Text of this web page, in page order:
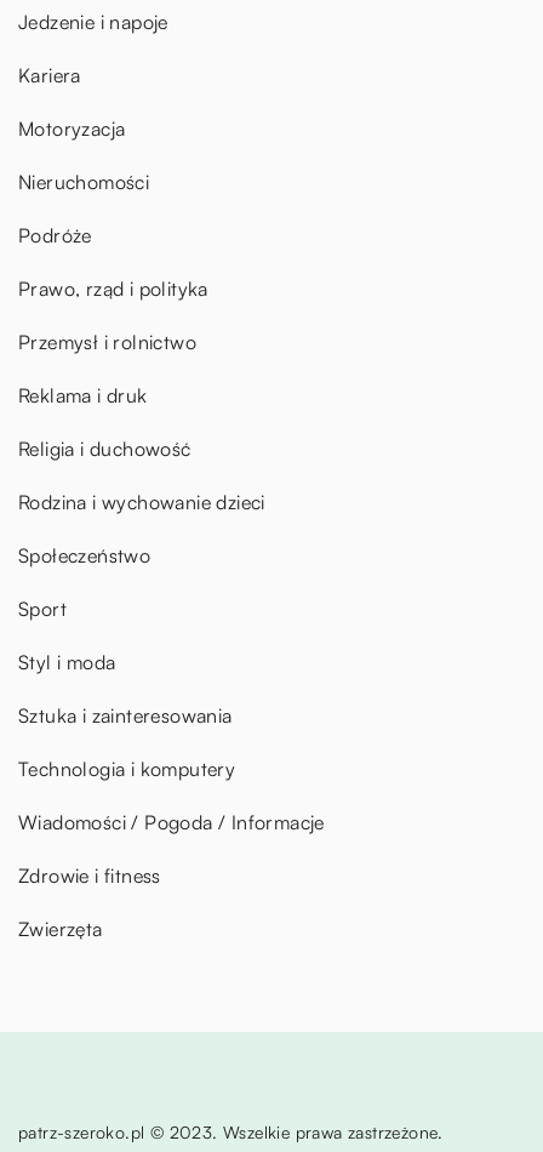
Jedzenie i napoje
Kariera
Motoryzacja
Nieruchomości
Podróże
Prawo, rząd i polityka
Przemysł i rolnictwo
Reklama i druk
Religia i duchowość
Rodzina i wychowanie dzieci
Społeczeństwo
Sport
Styl i moda
Sztuka i zainteresowania
Technologia i komputery
Wiadomości / Pogoda / Informacje
Zdrowie i fitness
Zwierzęta
patrz-szeroko.pl © 2023. Wszelkie prawa zastrzeżone.